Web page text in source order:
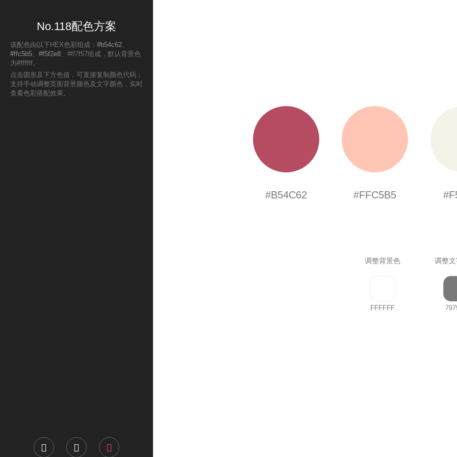
No.118配色方案
该配色由以下HEX色彩组成： #b54c62、
#ffc5b5、 #f5f2e8、#ff7f57组成，默认背景色
为#ffffff。
点击圆形及下方色值，可直接复制颜色代码；
支持手动调整页面背景颜色及文字颜色，实时
查看色彩搭配效果。
#B54C62 #FFC5B5
调整背景色 调整